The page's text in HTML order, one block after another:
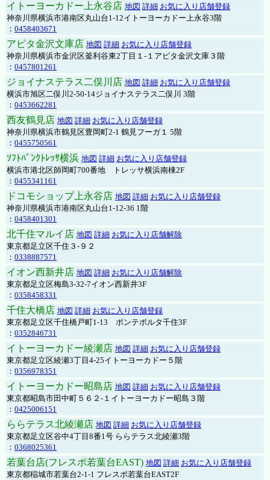
イトーヨーカドー上永谷店 地図 詳細 お気に入り店舗登録
神奈川県横浜市港南区丸山台1-12イトーヨーカドー上永谷3階
： 0458403671
アピタ金沢文庫店 地図 詳細 お気に入り店舗登録
神奈川県横浜市金沢区釜利谷東2丁目１-１アピタ金沢文庫３階
： 0457801261
ジョイナステラス二俣川店 地図 詳細 お気に入り店舗登録
横浜市旭区二俣川2-50-14ジョイナステラス二俣川 3階
： 0453662281
西友鶴見店 地図 詳細 お気に入り店舗登録
神奈川県横浜市鶴見区豊岡町2-1 鶴見フーガ１ 5階
： 0455750561
ｿﾌﾄﾊﾞﾝｸﾄﾚｯｻ横浜 地図 詳細 お気に入り店舗登録
横浜市港北区師岡町700番地 トレッサ横浜南棟2F
： 0455341161
ドコモショップ上永谷店 地図 詳細 お気に入り店舗登録
神奈川県横浜市港南区丸山台1-12-36 1階
： 0458401301
北千住マルイ店 地図 詳細 お気に入り店舗解除
東京都足立区千住３-９２
： 0338887571
イオン西新井店 地図 詳細 お気に入り店舗解除
東京都足立区梅島3-32-7イオン西新井3F
： 0358458331
千住大橋店 地図 詳細 お気に入り店舗登録
東京都足立区千住橋戸町1-13 ポンテポルタ千住3F
： 0352846731
イトーヨーカドー綾瀬店 地図 詳細 お気に入り店舗登録
東京都足立区綾瀬3丁目4-25イトーヨーカドー５階
： 0356978351
イトーヨーカドー昭島店 地図 詳細 お気に入り店舗登録
東京都昭島市田中町５６２-１イトーヨーカドー昭島３階
： 0425006151
ららテラス北綾瀬店 地図 詳細 お気に入り店舗登録
東京都足立区谷中4丁目8番1号 ららテラス北綾瀬3階
： 0368025361
若葉台店(フレスポ若葉台EAST) 地図 詳細 お気に入り店舗登録
東京都稲城市若葉台2-1-1 フレスポ若葉台EAST2F